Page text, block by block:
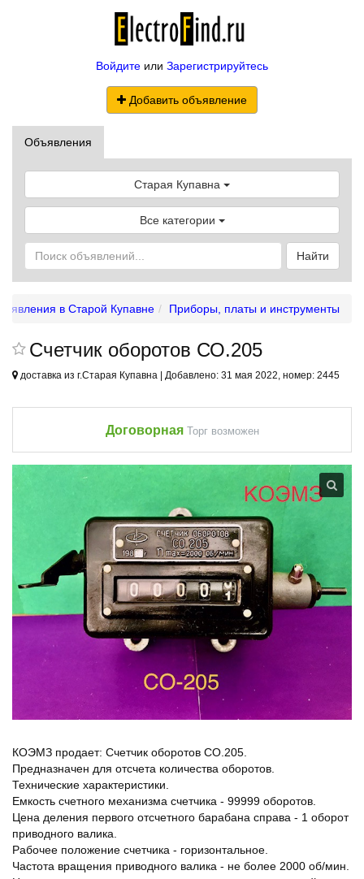
Войдите или Зарегистрируйтесь
Добавить объявление
Объявления
Старая Купавна
Все категории
Найти
в Старой Купавне Приборы, платы и инструменты
Счетчик оборотов СО.205
доставка из г.Старая Купавна | Добавлено: 31 мая 2022, номер: 2445
Договорная Торг возможен
КОЭМЗ продает: Счетчик оборотов СО.205.
Предназначен для отсчета количества оборотов.
Технические характеристики.
Емкость счетного механизма счетчика - 99999 оборотов.
Цена деления первого отсчетного барабана справа - 1 оборот
приводного валика.
Рабочее положение счетчика - горизонтальное.
Частота вращения приводного валика - не более 2000 об/мин.